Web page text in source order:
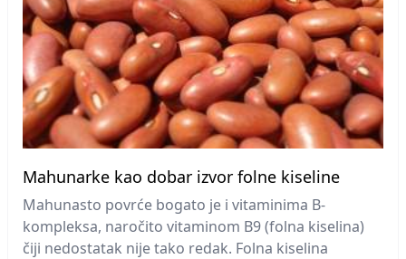
Mahunarke kao dobar izvor folne kiseline
Mahunasto povrće bogato je i vitaminima B-
kompleksa, naročito vitaminom B9 (folna kiselina)
čiji nedostatak nije tako redak. Folna kiselina